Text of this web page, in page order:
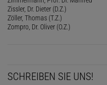
Zissler, Dr. Dieter (D.Z.)
Zöller, Thomas (T.Z.)
Zompro, Dr. Oliver (O.Z.)
SCHREIBEN SIE UNS!